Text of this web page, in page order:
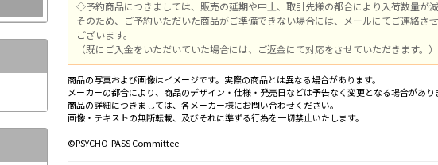
◇予約商品につきましては、販売の延期や中止、取引先様の都合により入荷数量が減
そのため、ご予約いただいた商品がご準備できない場合には、メールにてご連絡
ございます。
（既にご入金をいただいていた場合には、ご返金にて対応をさせていただきます。）
商品の写真および画像はイメージです。実際の商品とは異なる場合があります。
メーカーの都合により、商品のデザイン・仕様・発売日などは予告なく変更となる場合があり
商品の詳細につきましては、各メーカー様にお問い合わせください。
画像・テキストの無断転載、及びそれに準ずる行為を一切禁止いたします。
©PSYCHO-PASS Committee